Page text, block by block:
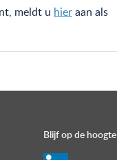
meldt u hier aan als
Blijf op de hoogte